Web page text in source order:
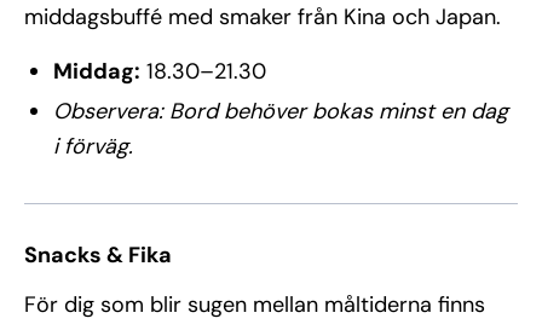
middagsbuffé med smaker från Kina och Japan.
Middag: 18.30–21.30
Observera: Bord behöver bokas minst en dag
i förväg.
Snacks & Fika
För dig som blir sugen mellan måltiderna finns